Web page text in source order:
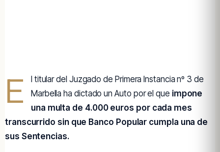
E
l titular del Juzgado de Primera Instancia nº 3 de
Marbella ha dictado un Auto por el que impone
una multa de 4.000 euros por cada mes
transcurrido sin que Banco Popular cumpla una de
sus Sentencias.